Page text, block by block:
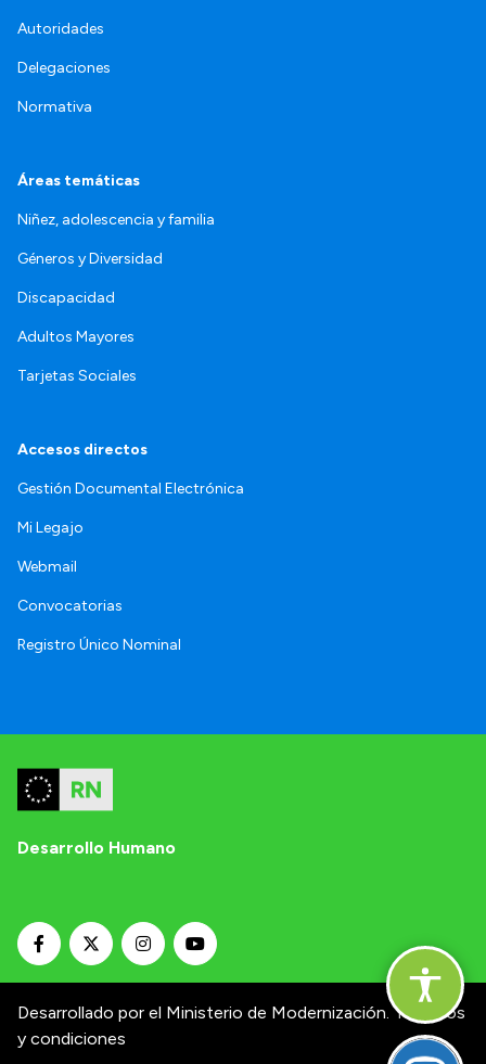
Autoridades
Delegaciones
Normativa
Áreas temáticas
Niñez, adolescencia y familia
Géneros y Diversidad
Discapacidad
Adultos Mayores
Tarjetas Sociales
Accesos directos
Gestión Documental Electrónica
Mi Legajo
Webmail
Convocatorias
Registro Único Nominal
Desarrollo Humano
Desarrollado por el Ministerio de Modernización. Términos
y condiciones